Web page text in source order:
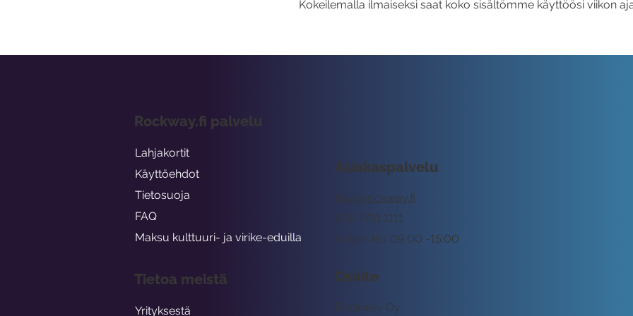
Kokeilemalla ilmaiseksi saat koko sisältömme käyttöösi viikon
Asiakaspalvelu
tuki@rockway.fi
Arkisin klo 09:00 -15:00
045 7731 1111
Osoite
Rockway Oy
Rockway.fi palvelu
Lahjakortit
Käyttöehdot
Tietosuoja
FAQ
Maksu kulttuuri- ja virike-eduilla
Tietoa meistä
Yrityksestä